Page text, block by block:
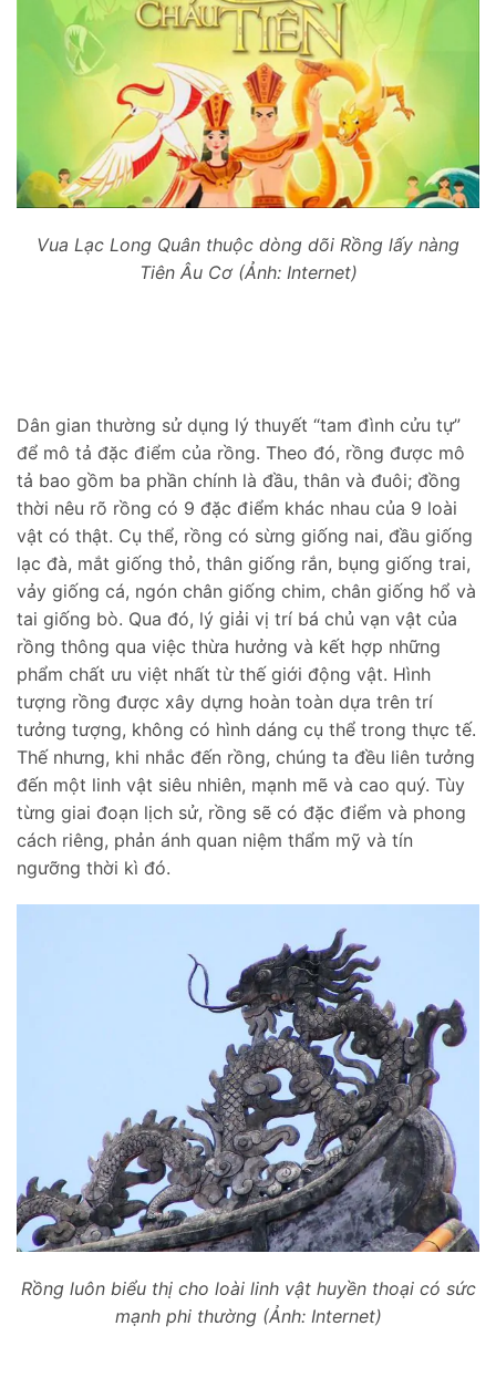
Vua Lạc Long Quân thuộc dòng dõi Rồng lấy nàng
Tiên Âu Cơ (Ảnh: Internet)
Dân gian thường sử dụng lý thuyết “tam đình cửu tự”
để mô tả đặc điểm của rồng. Theo đó, rồng được mô
tả bao gồm ba phần chính là đầu, thân và đuôi; đồng
thời nêu rõ rồng có 9 đặc điểm khác nhau của 9 loài
vật có thật. Cụ thể, rồng có sừng giống nai, đầu giống
lạc đà, mắt giống thỏ, thân giống rắn, bụng giống trai,
vảy giống cá, ngón chân giống chim, chân giống hổ và
tai giống bò. Qua đó, lý giải vị trí bá chủ vạn vật của
rồng thông qua việc thừa hưởng và kết hợp những
phẩm chất ưu việt nhất từ thế giới động vật. Hình
tượng rồng được xây dựng hoàn toàn dựa trên trí
tưởng tượng, không có hình dáng cụ thể trong thực tế.
Thế nhưng, khi nhắc đến rồng, chúng ta đều liên tưởng
đến một linh vật siêu nhiên, mạnh mẽ và cao quý. Tùy
từng giai đoạn lịch sử, rồng sẽ có đặc điểm và phong
cách riêng, phản ánh quan niệm thẩm mỹ và tín
ngưỡng thời kì đó.
Rồng luôn biểu thị cho loài linh vật huyền thoại có sức
mạnh phi thường (Ảnh: Internet)